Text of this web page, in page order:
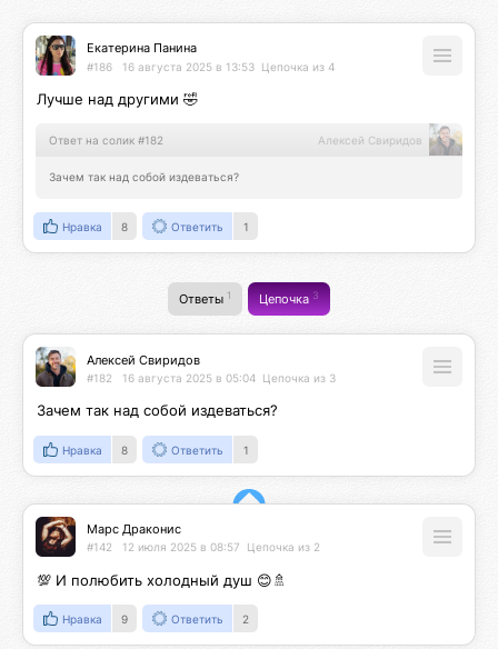
Екатерина Панина
#186 16 августа 2025 в 13:53 Цепочка из 4
Лучше над другими 🤣
Ответ на солик #182 Алексей Свиридов
Зачем так над собой издеваться?
Нравка 8 Ответить 1
Ответы 1 Цепочка3
Алексей Свиридов
#182 16 августа 2025 в 05:04 Цепочка из 3
Зачем так над собой издеваться?
Нравка 8 Ответить 1
Марс Драконис
#142 12 июля 2025 в 08:57 Цепочка из 2
💯 И полюбить холодный душ 😊🚿
Нравка 9 Ответить 2